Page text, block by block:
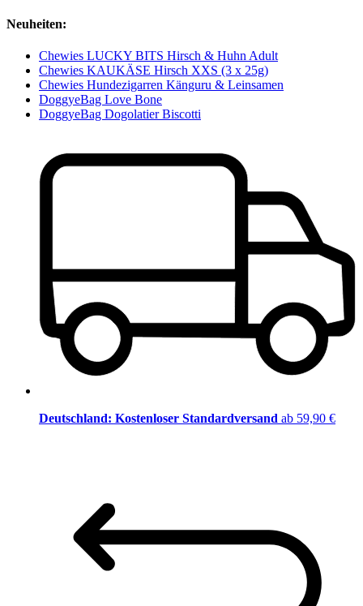
Neuheiten:
Chewies LUCKY BITS Hirsch & Huhn Adult
Chewies KAUKÄSE Hirsch XXS (3 x 25g)
Chewies Hundezigarren Känguru & Leinsamen
DoggyeBag Love Bone
DoggyeBag Dogolatier Biscotti
Deutschland: Kostenloser Standardversand ab 59,90 €